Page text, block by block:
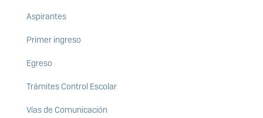
Aspirantes
Primer ingreso
Egreso
Trámites Control Escolar
Vías de Comunicación